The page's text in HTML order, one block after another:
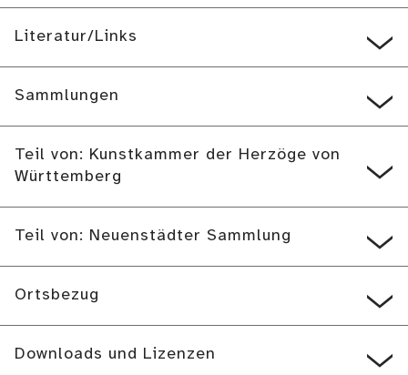
Literatur/Links
Sammlungen
Teil von: Kunstkammer der Herzöge von
Württemberg
Teil von: Neuenstädter Sammlung
Ortsbezug
Downloads und Lizenzen